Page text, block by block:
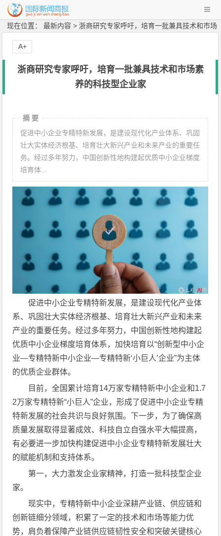
现在位置： 最新内容 > 浙商研究专家呼吁，培育一批兼具技术和市场
浙商研究专家呼吁，培育一批兼具技术和市场素
养的科技型企业家
摘 要
促进中小企业专精特新发展，是建设现代化产业体系、巩固
壮大实体经济根基、培育壮大新兴产业和未来产业的重要任
务。经过多年努力，中国创新性地构建起优质中小企业梯度
培育体...
促进中小企业专精特新发展，是建设现代化产业体
系、巩固壮大实体经济根基、培育壮大新兴产业和未来
产业的重要任务。经过多年努力，中国创新性地构建起
优质中小企业梯度培育体系，加快培育以“创新型中小企
业—专精特新中小企业—专精特新‘小巨人’企业”为主体
的优质企业群体。
目前，全国累计培育14万家专精特新中小企业和1.7
2万家专精特新“小巨人”企业，形成了促进中小企业专精
特新发展的社会共识与良好氛围。下一步，为了确保高
质量发展取得显著成效、科技自立自强水平大幅提高，
有必要进一步加快构建促进中小企业专精特新发展壮大
的赋能机制和支持体系。
第一，大力激发企业家精神，打造一批科技型企业
家。
现实中，专精特新中小企业深耕产业链、供应链和
创新链细分领域，积累了一定的技术和市场等能力优
势，肩负着保障产业链供应链韧性安全和突破关键核心
A+